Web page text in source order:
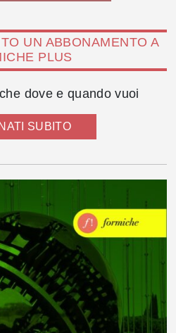
UN ABBONAMENTO A
PLUS
dove e quando vuoi
SUBITO